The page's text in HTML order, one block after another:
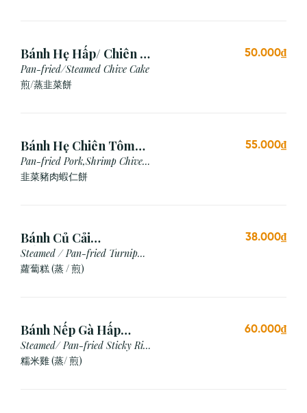
Bánh Hẹ Hấp/ Chiên (3
Cái)
Pan-fried/Steamed Chive Cake
煎/蒸韭菜餅
50.000₫
Bánh Hẹ Chiên Tôm
Thịt
Pan-fried Pork,Shrimp Chive
Cake
韭菜豬肉蝦仁餅
55.000₫
Bánh Củ Cải
Hấp/Chiên (3 viên)
Steamed / Pan-fried Turnip
Cake
蘿蔔糕 (蒸 / 煎)
38.000₫
Bánh Nếp Gà Hấp
/Chiên (2 cái)
Steamed/ Pan-fried Sticky Rice
Chicken
糯米雞 (蒸/ 煎)
60.000₫